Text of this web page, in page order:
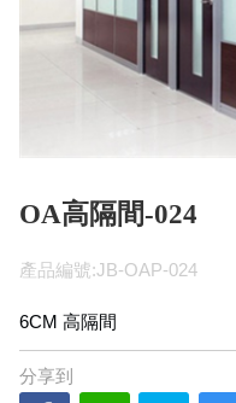
OA高隔間-024
產品編號:JB-OAP-024
6CM 高隔間
分享到